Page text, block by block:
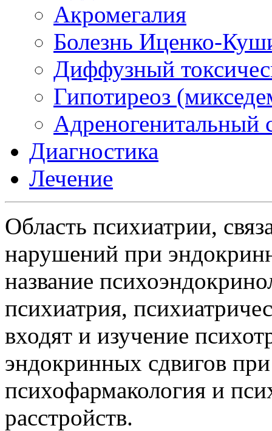
Акромегалия
Болезнь Иценко-
Диффузный
Гипотиреоз
Адреногенитальный
Диагностика
Лечение
Область психиатрии,
нарушений при
название
психиатрия,
входят и изучение
эндокринных сдвигов
психофармакология и
расстройств.